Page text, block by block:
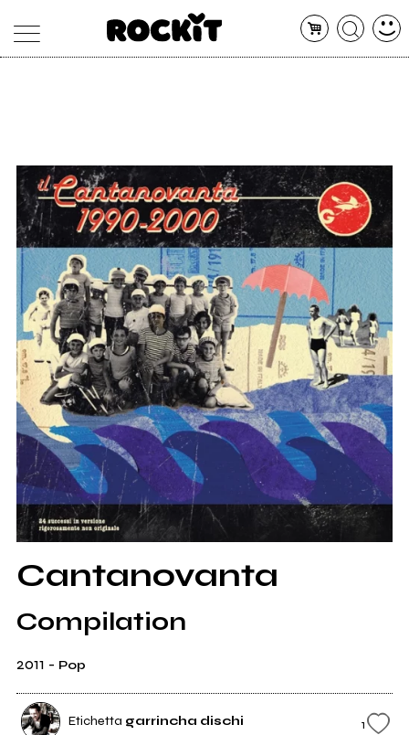
ARTISTI
CONCERTI
SHOP
RADIO
Cantanovanta
Compilation
2011 - Pop
Etichetta garrincha dischi 1